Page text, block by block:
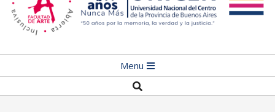
Navigation
Menu
Menu
Search